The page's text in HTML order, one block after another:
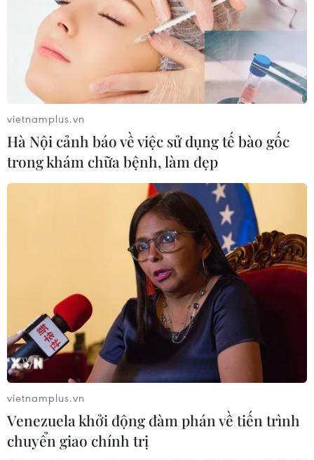
vietnamplus.vn
Hà Nội cảnh báo về việc sử dụng tế bào gốc
trong khám chữa bệnh, làm đẹp
vietnamplus.vn
Venezuela khởi động đàm phán về tiến trình
chuyển giao chính trị